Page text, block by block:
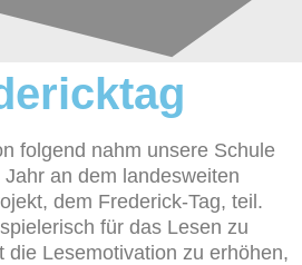
folgend nahm unsere Schule
an dem landesweiten
dem Frederick-Tag, teil.
für das Lesen zu
die Lesemotivation zu erhöhen,